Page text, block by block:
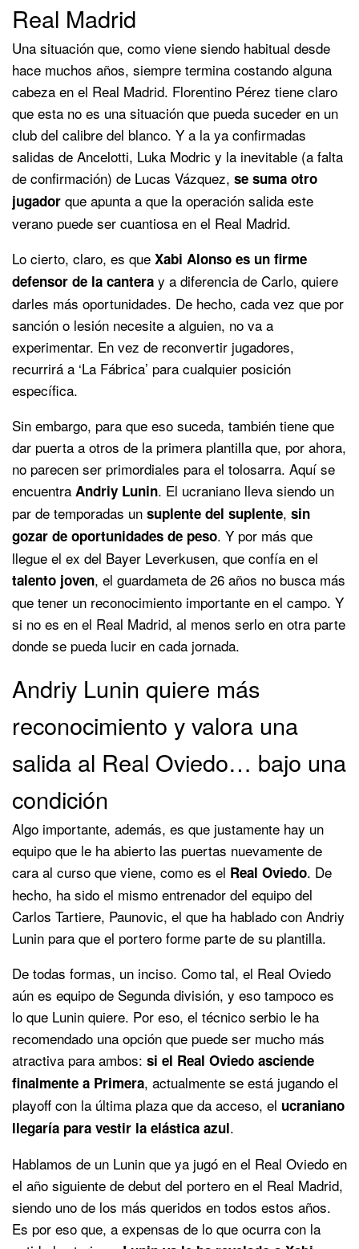
Real Madrid
Una situación que, como viene siendo habitual desde
hace muchos años, siempre termina costando alguna
cabeza en el Real Madrid. Florentino Pérez tiene claro
que esta no es una situación que pueda suceder en un
club del calibre del blanco. Y a la ya confirmadas
salidas de Ancelotti, Luka Modric y la inevitable (a falta
de confirmación) de Lucas Vázquez, se suma otro
jugador que apunta a que la operación salida este
verano puede ser cuantiosa en el Real Madrid.
Lo cierto, claro, es que Xabi Alonso es un firme
defensor de la cantera y a diferencia de Carlo, quiere
darles más oportunidades. De hecho, cada vez que por
sanción o lesión necesite a alguien, no va a
experimentar. En vez de reconvertir jugadores,
recurrirá a ‘La Fábrica’ para cualquier posición
específica.
Sin embargo, para que eso suceda, también tiene que
dar puerta a otros de la primera plantilla que, por ahora,
no parecen ser primordiales para el tolosarra. Aquí se
encuentra Andriy Lunin. El ucraniano lleva siendo un
par de temporadas un suplente del suplente, sin
gozar de oportunidades de peso. Y por más que
llegue el ex del Bayer Leverkusen, que confía en el
talento joven, el guardameta de 26 años no busca más
que tener un reconocimiento importante en el campo. Y
si no es en el Real Madrid, al menos serlo en otra parte
donde se pueda lucir en cada jornada.
Andriy Lunin quiere más
reconocimiento y valora una
salida al Real Oviedo… bajo una
condición
Algo importante, además, es que justamente hay un
equipo que le ha abierto las puertas nuevamente de
cara al curso que viene, como es el Real Oviedo. De
hecho, ha sido el mismo entrenador del equipo del
Carlos Tartiere, Paunovic, el que ha hablado con Andriy
Lunin para que el portero forme parte de su plantilla.
De todas formas, un inciso. Como tal, el Real Oviedo
aún es equipo de Segunda división, y eso tampoco es
lo que Lunin quiere. Por eso, el técnico serbio le ha
recomendado una opción que puede ser mucho más
atractiva para ambos: si el Real Oviedo asciende
finalmente a Primera, actualmente se está jugando el
playoff con la última plaza que da acceso, el ucraniano
llegaría para vestir la elástica azul.
Hablamos de un Lunin que ya jugó en el Real Oviedo en
el año siguiente de debut del portero en el Real Madrid,
siendo uno de los más queridos en todos estos años.
Es por eso que, a expensas de lo que ocurra con la